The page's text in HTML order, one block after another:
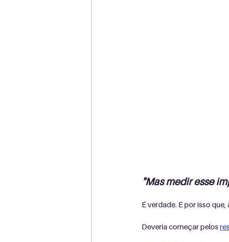
"Mas medir esse
É verdade. É por isso
Deveria começar pelos